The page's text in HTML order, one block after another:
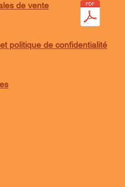
de vente
politique de confidentialité